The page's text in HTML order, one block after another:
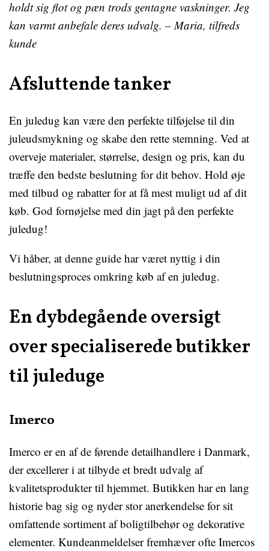
holdt sig flot og pæn trods gentagne vaskninger. Jeg
kan varmt anbefale deres udvalg. – Maria, tilfreds
kunde
Afsluttende tanker
En juledug kan være den perfekte tilføjelse til din
juleudsmykning og skabe den rette stemning. Ved at
overveje materialer, størrelse, design og pris, kan du
træffe den bedste beslutning for dit behov. Hold øje
med tilbud og rabatter for at få mest muligt ud af dit
køb. God fornøjelse med din jagt på den perfekte
juledug!
Vi håber, at denne guide har været nyttig i din
beslutningsproces omkring køb af en juledug.
En dybdegående oversigt
over specialiserede butikker
til juleduge
Imerco
Imerco er en af de førende detailhandlere i Danmark,
der excellerer i at tilbyde et bredt udvalg af
kvalitetsprodukter til hjemmet. Butikken har en lang
historie bag sig og nyder stor anerkendelse for sit
omfattende sortiment af boligtilbehør og dekorative
elementer. Kundeanmeldelser fremhæver ofte Imercos